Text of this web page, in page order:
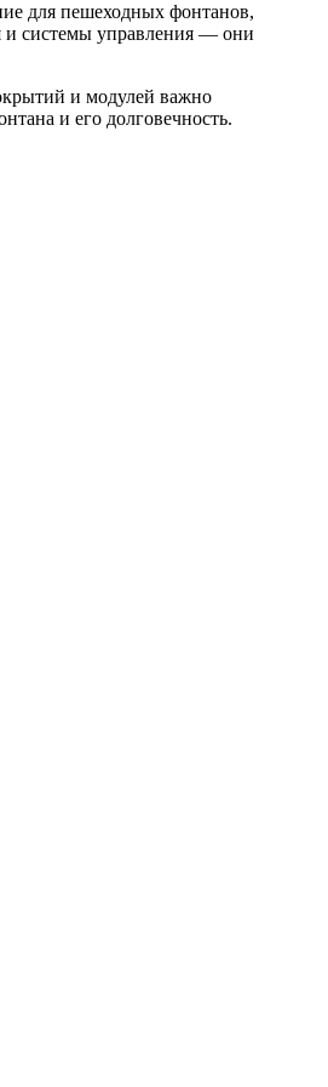
для пешеходных фонтанов,
и системы управления — они
и модулей важно
и его долговечность.